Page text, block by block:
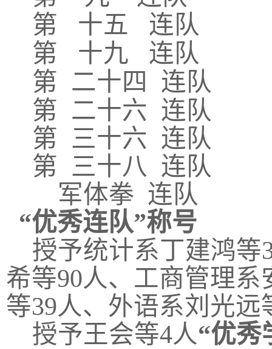
第
十五
连队
第
十九
连队
第 二十四
连队
第 二十六 连队
第 三十六 连队
第 三十八 连队
军体拳 连队
“优秀连队”称号
授予统计系丁建鸿等
希等90人、工商管理系
等39人、外语系刘光远
授予王会等4人“优秀